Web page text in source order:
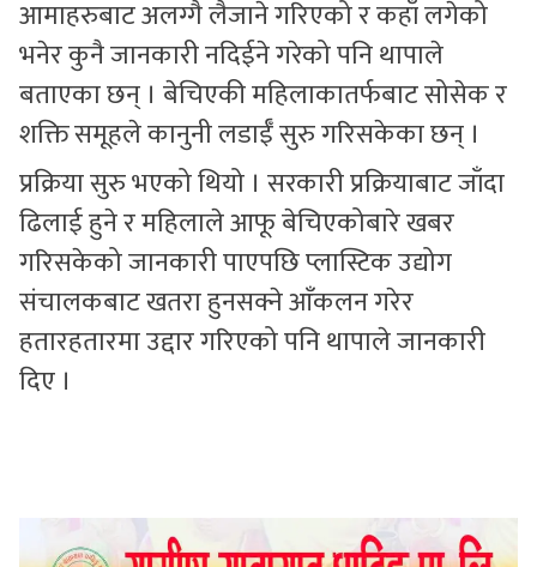
आमाहरुबाट अलग्गै लैजाने गरिएको र कहाँ लगेको
भनेर कुनै जानकारी नदिईने गरेको पनि थापाले
बताएका छन् । बेचिएकी महिलाकातर्फबाट सोसेक र
शक्ति समूहले कानुनी लडाईँ सुरु गरिसकेका छन् ।
प्रक्रिया सुरु भएको थियो । सरकारी प्रक्रियाबाट जाँदा
ढिलाई हुने र महिलाले आफू बेचिएकोबारे खबर
गरिसकेको जानकारी पाएपछि प्लास्टिक उद्योग
संचालकबाट खतरा हुनसक्ने आँकलन गरेर
हतारहतारमा उद्दार गरिएको पनि थापाले जानकारी
दिए ।